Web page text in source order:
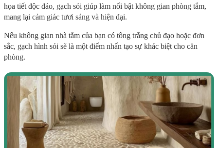
họa tiết độc đáo, gạch sỏi giúp làm nổi bật không gian phòng tắm,
mang lại cảm giác tươi sáng và hiện đại.
Nếu không gian nhà tắm của bạn có tông trắng chủ đạo hoặc đơn
sắc, gạch hình sỏi sẽ là một điểm nhấn tạo sự khác biệt cho căn
phòng.